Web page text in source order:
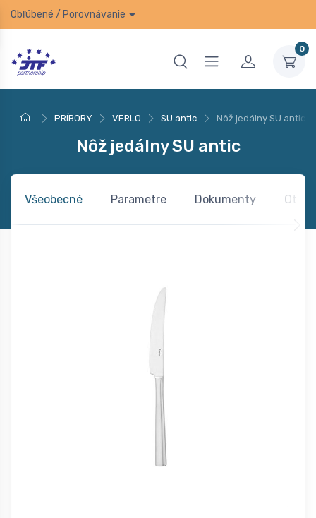
Obľúbené / Porovnávanie
0
PRÍBORY VERLO SU antic Nôž jedálny SU antic
Nôž jedálny SU antic
Všeobecné Parametre Dokumenty